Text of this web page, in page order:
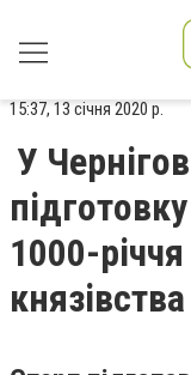
15:37, 13 січня 2020 р.
У
1000-
князівства